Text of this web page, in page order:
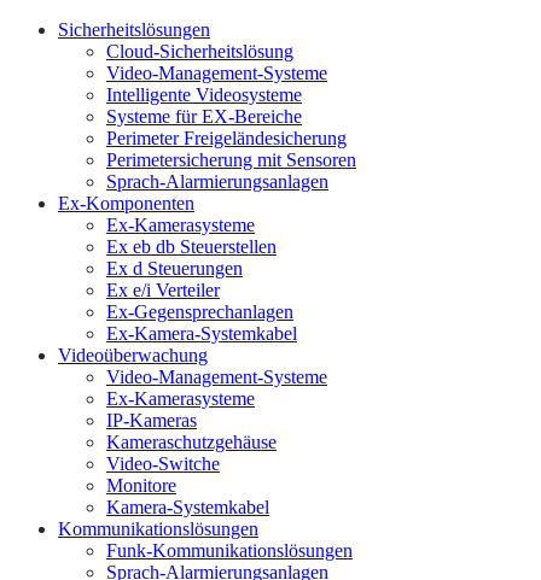
Sicherheitslösungen
Cloud-Sicherheitslösung
Video-Management-Systeme
Intelligente Videosysteme
Systeme für EX-Bereiche
Perimeter Freigeländesicherung
Perimetersicherung mit Sensoren
Sprach-Alarmierungsanlagen
Ex-Komponenten
Ex-Kamerasysteme
Ex eb db Steuerstellen
Ex d Steuerungen
Ex e/i Verteiler
Ex-Gegensprechanlagen
Ex-Kamera-Systemkabel
Videoüberwachung
Video-Management-Systeme
Ex-Kamerasysteme
IP-Kameras
Kameraschutzgehäuse
Video-Switche
Monitore
Kamera-Systemkabel
Kommunikationslösungen
Funk-Kommunikationslösungen
Sprach-Alarmierungsanlagen